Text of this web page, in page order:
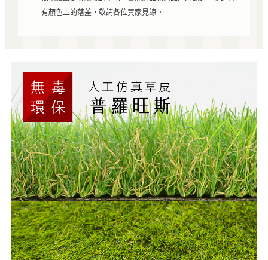
有顏色上的落差，敬請各位買家見諒。